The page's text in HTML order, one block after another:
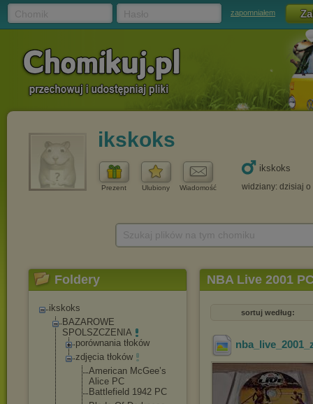
zapomniałem
ikskoks
Prezent Ulubiony Wiadomość
ikskoks
widziany: dzisiaj o
Foldery
ikskoks
BAZAROWE
SPOLSZCZENIA
porównania tłoków
zdjęcia tłoków
American McGee’s
Alice PC
Battlefield 1942 PC
NBA Live 2001
sortuj według: